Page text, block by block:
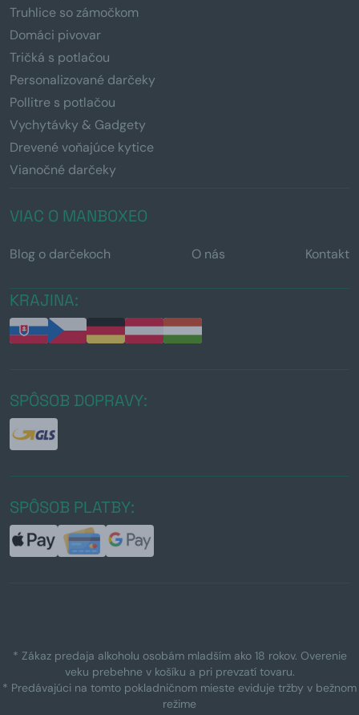
Truhlice so zámočkom
Domáci pivovar
Tričká s potlačou
Personalizované darčeky
Pollitre s potlačou
Vychytávky & Gadgety
Drevené voňajúce kytice
Vianočné darčeky
VIAC O MANBOXEO
Blog o darčekoch O nás Kontakt
KRAJINA:
SPÔSOB DOPRAVY:
SPÔSOB PLATBY:
* Zákaz predaja alkoholu osobám mladším ako 18 rokov. Overenie
veku prebehne v košíku a pri prevzatí tovaru.
* Predávajúci na tomto pokladničnom mieste eviduje tržby v bežnom
režime